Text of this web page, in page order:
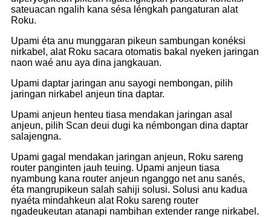
sateuacan ngalih kana sésa léngkah pangaturan alat
Roku.
Upami éta anu munggaran pikeun sambungan konéksi
nirkabel, alat Roku sacara otomatis bakal nyeken jaringan
naon waé anu aya dina jangkauan.
Upami daptar jaringan anu sayogi nembongan, pilih
jaringan nirkabel anjeun tina daptar.
Upami anjeun henteu tiasa mendakan jaringan asal
anjeun, pilih Scan deui dugi ka némbongan dina daptar
salajengna.
Upami gagal mendakan jaringan anjeun, Roku sareng
router panginten jauh teuing. Upami anjeun tiasa
nyambung kana router anjeun nganggo net anu sanés,
éta mangrupikeun salah sahiji solusi. Solusi anu kadua
nyaéta mindahkeun alat Roku sareng router
ngadeukeutan atanapi nambihan extender range nirkabel.